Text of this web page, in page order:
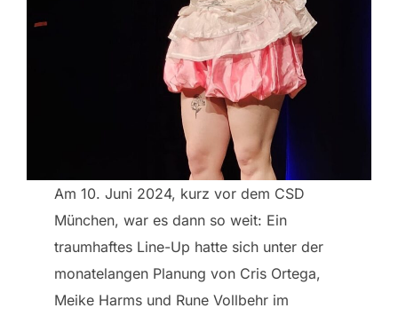
Am 10. Juni 2024, kurz vor dem CSD
München, war es dann so weit: Ein
traumhaftes Line-Up hatte sich unter der
monatelangen Planung von Cris Ortega,
Meike Harms und Rune Vollbehr im